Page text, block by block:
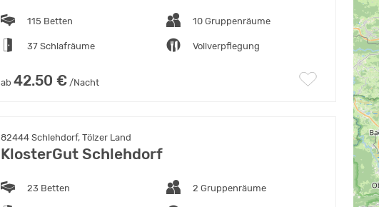
115 Betten 10 Gruppenräume
37 Schlafräume Vollverpflegung
ab 42.50 € /Nacht
82444 Schlehdorf, Tölzer Land
KlosterGut Schlehdorf
23 Betten 2 Gruppenräume